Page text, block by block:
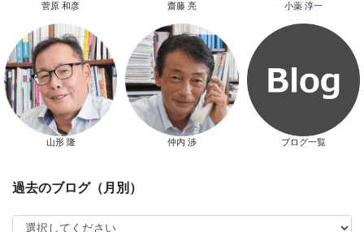
スタッフ別ブログ
菅原 和彦 齋藤 亮 小薬 淳一
山形 隆 仲内 渉 ブログ一覧